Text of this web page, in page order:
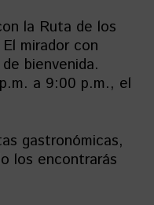
la Ruta de los
mirador con
bienvenida.
a 9:00 p.m., el
gastronómicas,
los encontrarás